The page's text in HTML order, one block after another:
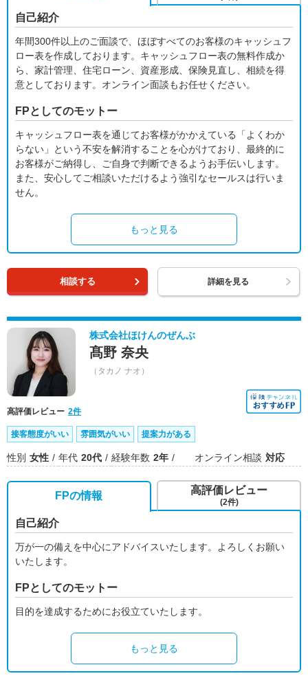
自己紹介
年間300件以上のご面談で、ほぼすべてのお客様のキャッシュフ
ロー表を作成しております。キャッシュフロー表の無料作成か
ら、家計管理、住宅ローン、資産形成、保険見直し、相続を得
意としております。オンライン面談もお任せください。
FPとしてのモットー
キャッシュフロー表を通じてお客様がかかえている「よくわか
らない」という不安を解消することを心がけており、最終的に
お客様がご納得し、ご自身で判断できるようお手伝いします。
また、安心してご相談いただけるよう強引なセールスは行いま
せん。
もっと見る
相談する 詳細を見る
株式会社ほけんのぜんぶ
髙野 奈央
（タカノ ナオ）
高評価レビュー 2件
接客態度がいい 雰囲気がいい 提案力がある
性別 女性 年代 20代 経験年数 2年 オンライン相談 対応
FPの情報
自己紹介
万が一の備えを中心にアドバイスいたします。よろしくお願い
いたします。
FPとしてのモットー
目的を達成するためにお役立ていたします。
もっと見る
高評価レビュー
(2件)